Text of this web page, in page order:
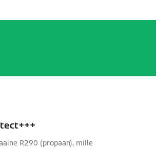
R290 (propaan), mille